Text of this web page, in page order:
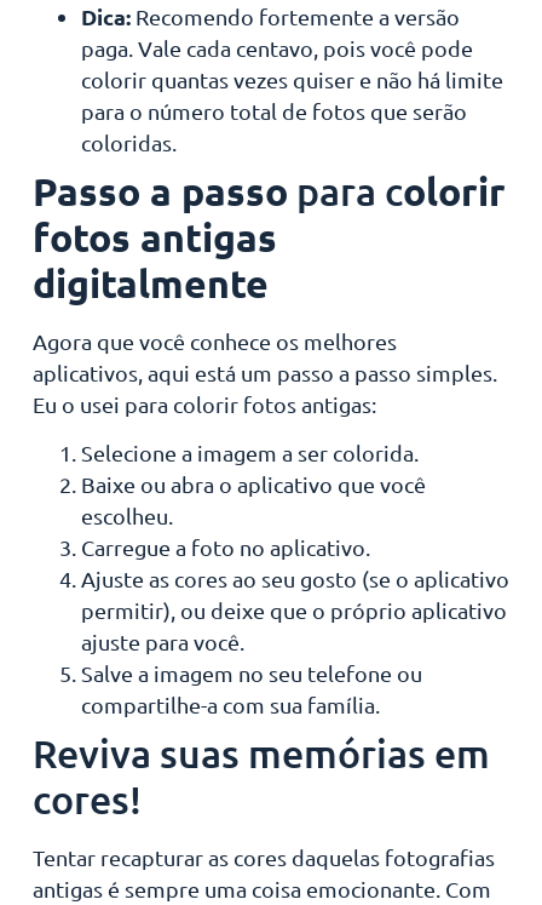
Dica:Recomendo fortemente a versão
paga. Vale cada centavo, pois você pode
colorir quantas vezes quiser e não há limite
para o número total de fotos que serão
coloridas.
Passo a passo para colorir
fotos antigas
digitalmente
Agora que você conhece os melhores
aplicativos, aqui está um passo a passo simples.
Eu o usei para colorir fotos antigas:
Selecione a imagem a ser colorida.
Baixe ou abra o aplicativo que você
escolheu.
Carregue a foto no aplicativo.
Ajuste as cores ao seu gosto (se o aplicativo
permitir), ou deixe que o próprio aplicativo
ajuste para você.
Salve a imagem no seu telefone ou
compartilhe-a com sua família.
Reviva suas memórias em
cores!
Tentar recapturar as cores daquelas fotografias
antigas é sempre uma coisa emocionante. Com